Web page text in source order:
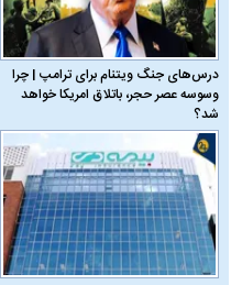
درس‌های جنگ ویتنام برای ترامپ | چرا
وسوسه عصر حجر، باتلاق امریکا خواهد
شد؟